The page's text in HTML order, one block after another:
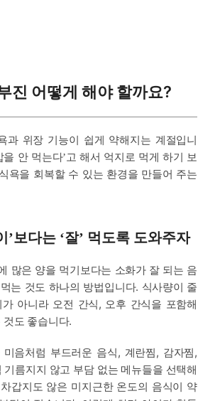
진 어떻게 해야 할까요?
과 위장 기능이 쉽게 약해지는 계절입니
을 안 먹는다’고 해서 억지로 먹게 하기 보
욕을 회복할 수 있는 환경을 만들어 주는
’보다는 ‘잘’ 먹도록 도와주자
많은 양을 먹기보다는 소화가 잘 되는 음
는 것도 하나의 방법입니다. 식사량이 줄
아니라 오전 간식, 오후 간식을 포함해
도 좋습니다.
음처럼 부드러운 음식, 계란찜, 감자찜,
기름지지 않고 부담 없는 메뉴들을 선택해
갑지도 않은 미지근한 온도의 음식이 약